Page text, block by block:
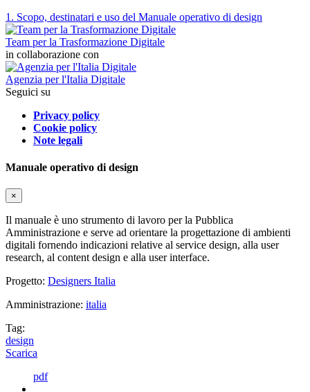
1. Scopo, destinatari e uso del Manuale operativo di design
Team per la Trasformazione Digitale
in collaborazione con
Agenzia per l'Italia Digitale
Seguici su
Privacy policy
Cookie policy
Note legali
Manuale operativo di design
×
Il manuale è uno strumento di lavoro per la Pubblica
Amministrazione e serve ad orientare la progettazione di ambienti
digitali fornendo indicazioni relative al service design, alla user
research, al content design e alla user interface.
Progetto: Designers Italia
Amministrazione: italia
Tag:
design
Scarica
pdf